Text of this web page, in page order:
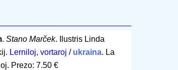
. Stano Marček. Ilustris Linda
Lerniloj, vortaroj / ukraina. La
. Prezo: 7.50 €